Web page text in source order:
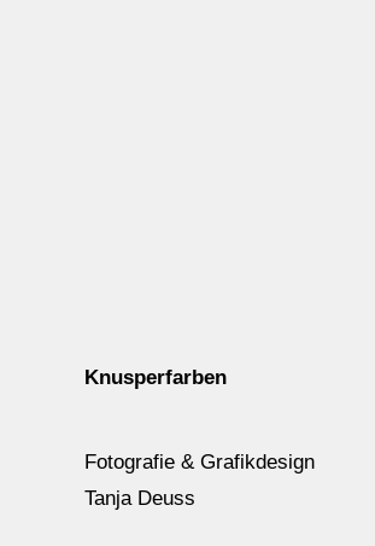
Knusperfarben
Fotografie & Grafikdesign
Tanja Deuss